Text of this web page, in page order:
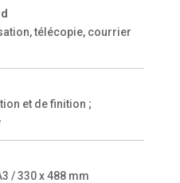
télécopie, courrier
et de finition ;
/ 330 x 488 mm